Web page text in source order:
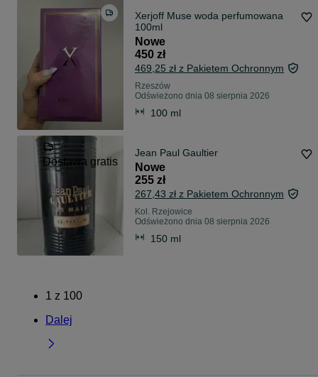
Xerjoff Muse woda perfumowana
100ml
Nowe
450 zł
469,25 zł z Pakietem Ochronnym
Rzeszów
Odświeżono dnia 08 sierpnia 2026
100 ml
Dostawa gratis
Jean Paul Gaultier
Nowe
255 zł
267,43 zł z Pakietem Ochronnym
Kol. Rzejowice
Odświeżono dnia 08 sierpnia 2026
150 ml
1 z 100
Dalej